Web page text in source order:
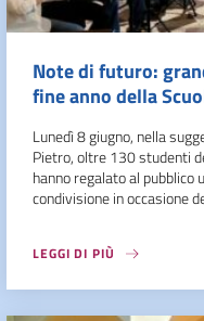
Note di futuro:
fine anno della
Lunedì 8 giugno, nella
Pietro, oltre 130 studenti
hanno regalato al pubblico
condivisione in occasione
LEGGI DI PIÙ